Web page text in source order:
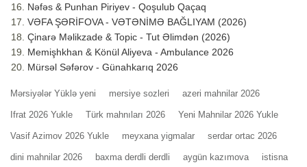
Nəfəs & Punhan Piriyev - Qoşulub Qaçaq
VƏFA ŞƏRİFOVA - VƏTƏNİMƏ BAĞLIYAM (2026)
Çinarə Məlikzade & Topic - Tut Əlimdən (2026)
Memişhkhan & Könül Aliyeva - Ambulance 2026
Mürsəl Səfərov - Günahkarıq 2026
Mərsiyələr Yüklə yeni mersiye sozleri azeri mahnilar 2026
Ifrat 2026 Yukle Türk mahnıları 2026 Yeni Mahnilar 2026 Yukle
Vasif Azimov 2026 Yukle meyxana yigmalar serdar ortac 2026
dini mahnilar 2026 baxma derdli derdli aygün kazımova istisna